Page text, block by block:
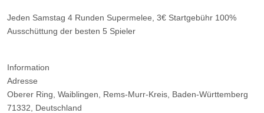
Jeden Samstag 4 Runden Supermelee, 3€ Startgebühr 100%
Ausschüttung der besten 5 Spieler
Information
Adresse
Oberer Ring, Waiblingen, Rems-Murr-Kreis, Baden-Württemberg
71332, Deutschland